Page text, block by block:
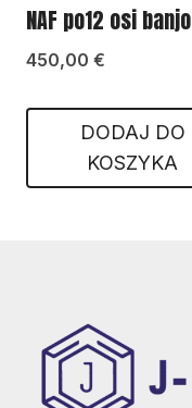
NAF po12 osi banjo
450,00 €
DODAJ DO
KOSZYKA